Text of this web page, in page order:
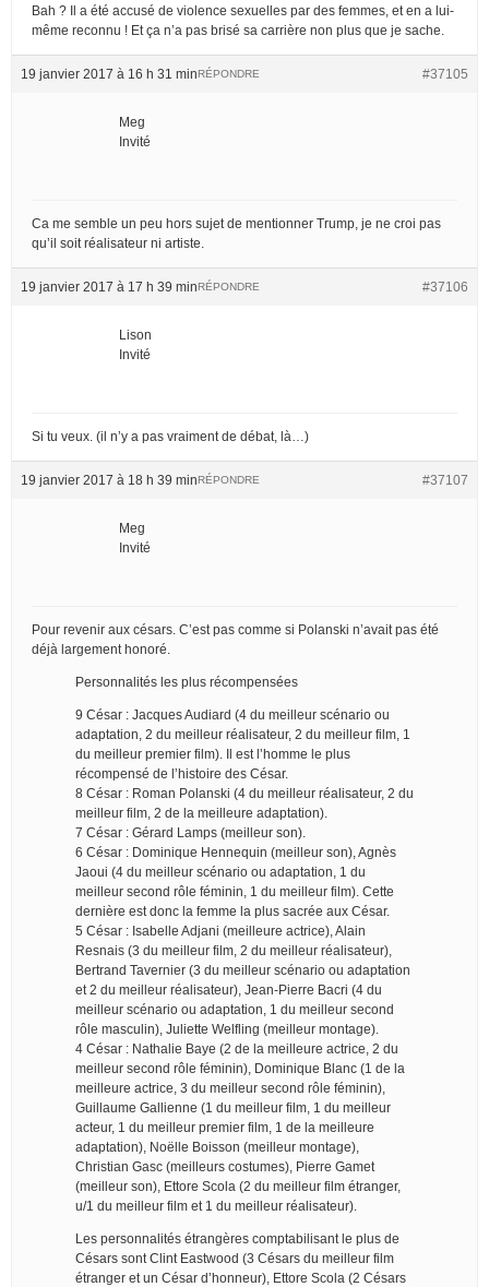
Bah ? Il a été accusé de violence sexuelles par des femmes, et en a lui-
même reconnu ! Et ça n’a pas brisé sa carrière non plus que je sache.
19 janvier 2017 à 16 h 31 min #37105
RÉPONDRE
Meg
Invité
Ca me semble un peu hors sujet de mentionner Trump, je ne croi pas
qu’il soit réalisateur ni artiste.
19 janvier 2017 à 17 h 39 min #37106
RÉPONDRE
Lison
Invité
Si tu veux. (il n’y a pas vraiment de débat, là…)
19 janvier 2017 à 18 h 39 min #37107
RÉPONDRE
Meg
Invité
Pour revenir aux césars. C’est pas comme si Polanski n’avait pas été
déjà largement honoré.
Personnalités les plus récompensées
9 César : Jacques Audiard (4 du meilleur scénario ou
adaptation, 2 du meilleur réalisateur, 2 du meilleur film, 1
du meilleur premier film). Il est l’homme le plus
récompensé de l’histoire des César.
8 César : Roman Polanski (4 du meilleur réalisateur, 2 du
meilleur film, 2 de la meilleure adaptation).
7 César : Gérard Lamps (meilleur son).
6 César : Dominique Hennequin (meilleur son), Agnès
Jaoui (4 du meilleur scénario ou adaptation, 1 du
meilleur second rôle féminin, 1 du meilleur film). Cette
dernière est donc la femme la plus sacrée aux César.
5 César : Isabelle Adjani (meilleure actrice), Alain
Resnais (3 du meilleur film, 2 du meilleur réalisateur),
Bertrand Tavernier (3 du meilleur scénario ou adaptation
et 2 du meilleur réalisateur), Jean-Pierre Bacri (4 du
meilleur scénario ou adaptation, 1 du meilleur second
rôle masculin), Juliette Welfling (meilleur montage).
4 César : Nathalie Baye (2 de la meilleure actrice, 2 du
meilleur second rôle féminin), Dominique Blanc (1 de la
meilleure actrice, 3 du meilleur second rôle féminin),
Guillaume Gallienne (1 du meilleur film, 1 du meilleur
acteur, 1 du meilleur premier film, 1 de la meilleure
adaptation), Noëlle Boisson (meilleur montage),
Christian Gasc (meilleurs costumes), Pierre Gamet
(meilleur son), Ettore Scola (2 du meilleur film étranger,
u/1 du meilleur film et 1 du meilleur réalisateur).
Les personnalités étrangères comptabilisant le plus de
Césars sont Clint Eastwood (3 Césars du meilleur film
étranger et un César d’honneur), Ettore Scola (2 Césars